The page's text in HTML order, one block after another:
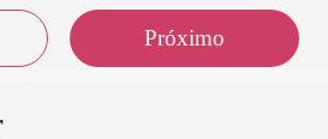
Próximo